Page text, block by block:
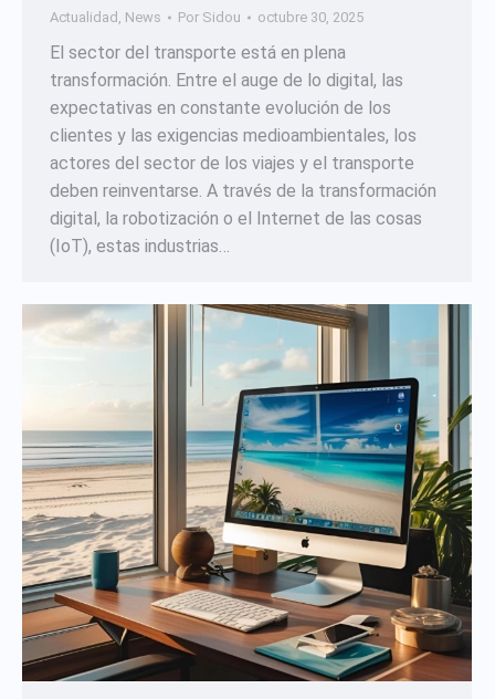
Actualidad News Por Sidou octubre 30, 2025
El sector del transporte está en plena
transformación. Entre el auge de lo digital, las
expectativas en constante evolución de los
clientes y las exigencias medioambientales, los
actores del sector de los viajes y el transporte
deben reinventarse. A través de la transformación
digital, la robotización o el Internet de las cosas
(IoT), estas industrias…